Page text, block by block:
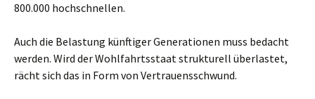
800.000 hochschnellen.
Auch die Belastung künftiger Generationen muss bedacht
werden. Wird der Wohlfahrtsstaat strukturell überlastet,
rächt sich das in Form von Vertrauensschwund.